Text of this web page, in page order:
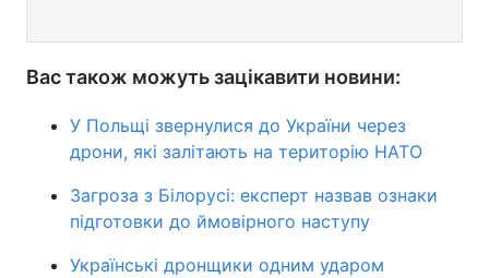
Вас також можуть зацікавити новини:
У Польщі звернулися до України через
дрони, які залітають на територію НАТО
Загроза з Білорусі: експерт назвав ознаки
підготовки до ймовірного наступу
Українські дронщики одним ударом